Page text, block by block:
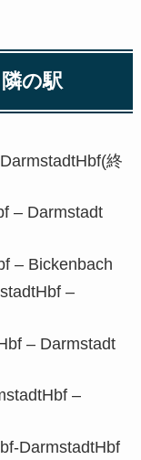
の駅
終
– Darmstadt
– Bickenbach
–
– Darmstadt
–
DarmstadtHbf